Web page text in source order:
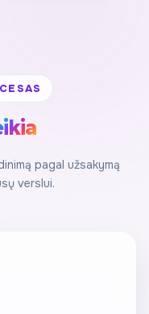
pagal užsakymą
verslui.